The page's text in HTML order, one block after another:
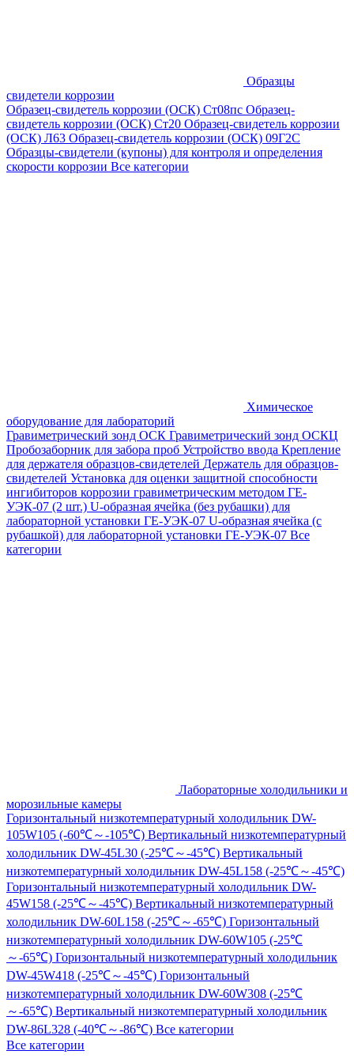
Образцы
свидетели коррозии
Образец-свидетель коррозии (ОСК) Ст08пс Образец-
свидетель коррозии (ОСК) Ст20 Образец-свидетель коррозии
(ОСК) Л63 Образец-свидетель коррозии (ОСК) 09Г2С
Образцы-свидетели (купоны) для контроля и определения
скорости коррозии Все категории
Химическое
оборудование для лабораторий
Гравиметрический зонд ОСК Гравиметрический зонд ОСКЦ
Пробозаборник для забора проб Устройство ввода Крепление
для держателя образцов-свидетелей Держатель для образцов-
свидетелей Установка для оценки защитной способности
ингибиторов коррозии гравиметрическим методом ГЕ-
УЭК-07 (2 шт.) U-образная ячейка (без рубашки) для
лабораторной установки ГЕ-УЭК-07 U-образная ячейка (с
рубашкой) для лабораторной установки ГЕ-УЭК-07 Все
категории
Лабораторные холодильники и
морозильные камеры
Горизонтальный низкотемпературный холодильник DW-
105W105 (-60℃～-105℃) Вертикальный низкотемпературный
холодильник DW-45L30 (-25℃～-45℃) Вертикальный
низкотемпературный холодильник DW-45L158 (-25℃～-45℃)
Горизонтальный низкотемпературный холодильник DW-
45W158 (-25℃～-45℃) Вертикальный низкотемпературный
холодильник DW-60L158 (-25℃～-65℃) Горизонтальный
низкотемпературный холодильник DW-60W105 (-25℃
～-65℃) Горизонтальный низкотемпературный холодильник
DW-45W418 (-25℃～-45℃) Горизонтальный
низкотемпературный холодильник DW-60W308 (-25℃
～-65℃) Вертикальный низкотемпературный холодильник
DW-86L328 (-40℃～-86℃) Все категории
Все категории